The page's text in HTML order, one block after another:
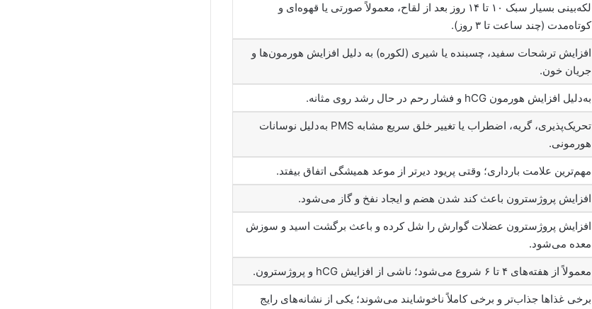
لکه‌بینی بسیار سبک ۱۰ تا ۱۴ روز بعد از لقاح، معمولاً صورتی یا قهوه‌ای و
کوتاه‌مدت (چند ساعت تا ۳ روز).
افزایش ترشحات سفید، چسبنده یا شیری (لکوره) به دلیل افزایش هورمون‌ها و
جریان خون.
به‌دلیل افزایش هورمون hCG و فشار رحم در حال رشد روی مثانه.
تحریک‌پذیری، گریه، اضطراب یا تغییر خلق سریع مشابه PMS به‌دلیل نوسانات
هورمونی.
مهم‌ترین علامت بارداری؛ وقتی پریود دیرتر از موعد همیشگی اتفاق بیفتد.
افزایش پروژسترون باعث کند شدن هضم و ایجاد نفخ و گاز می‌شود.
افزایش پروژسترون عضلات گوارش را شل کرده و باعث برگشت اسید و سوزش
معده می‌شود.
معمولاً از هفته‌های ۴ تا ۶ شروع می‌شود؛ ناشی از افزایش hCG و پروژسترون.
برخی غذاها جذاب‌تر و برخی کاملاً ناخوشایند می‌شوند؛ یکی از نشانه‌های رایج